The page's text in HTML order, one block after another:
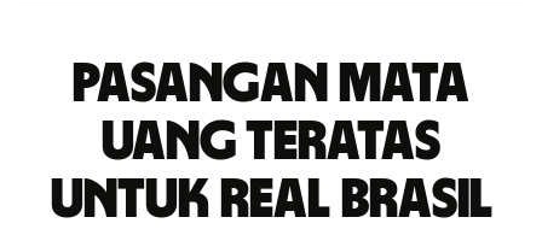
Pasangan mata
uang teratas
untuk real Brasil